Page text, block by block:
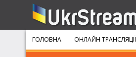
ГОЛОВНА ОНЛАЙН ТРАНСЛЯЦІЇ